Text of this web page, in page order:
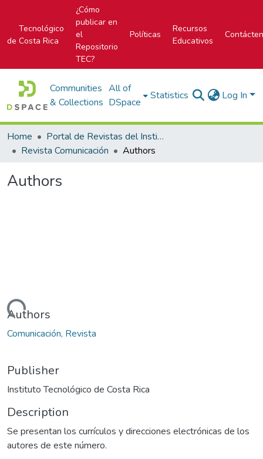
Tecnológico
de Costa Rica
¿Cómo
publicar en
el
Repositorio
TEC?
Políticas
Recursos
Educativos
Communities
& Collections
All of
DSpace
Statistics Log In
Home
Portal de Revistas del Instituto Tecnológico de Costa Rica
Revista Comunicación
Authors
Authors
Loading...
Authors
Comunicación, Revista
Publisher
Instituto Tecnológico de Costa Rica
Description
Se presentan los currículos y direcciones electrónicas de los
autores de este número.